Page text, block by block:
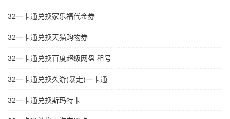
32一卡通兑换家乐福代金券
32一卡通兑换天猫购物券
32一卡通兑换百度超级网盘 租号
32一卡通兑换久游(暴走)一卡通
32一卡通兑换斯玛特卡